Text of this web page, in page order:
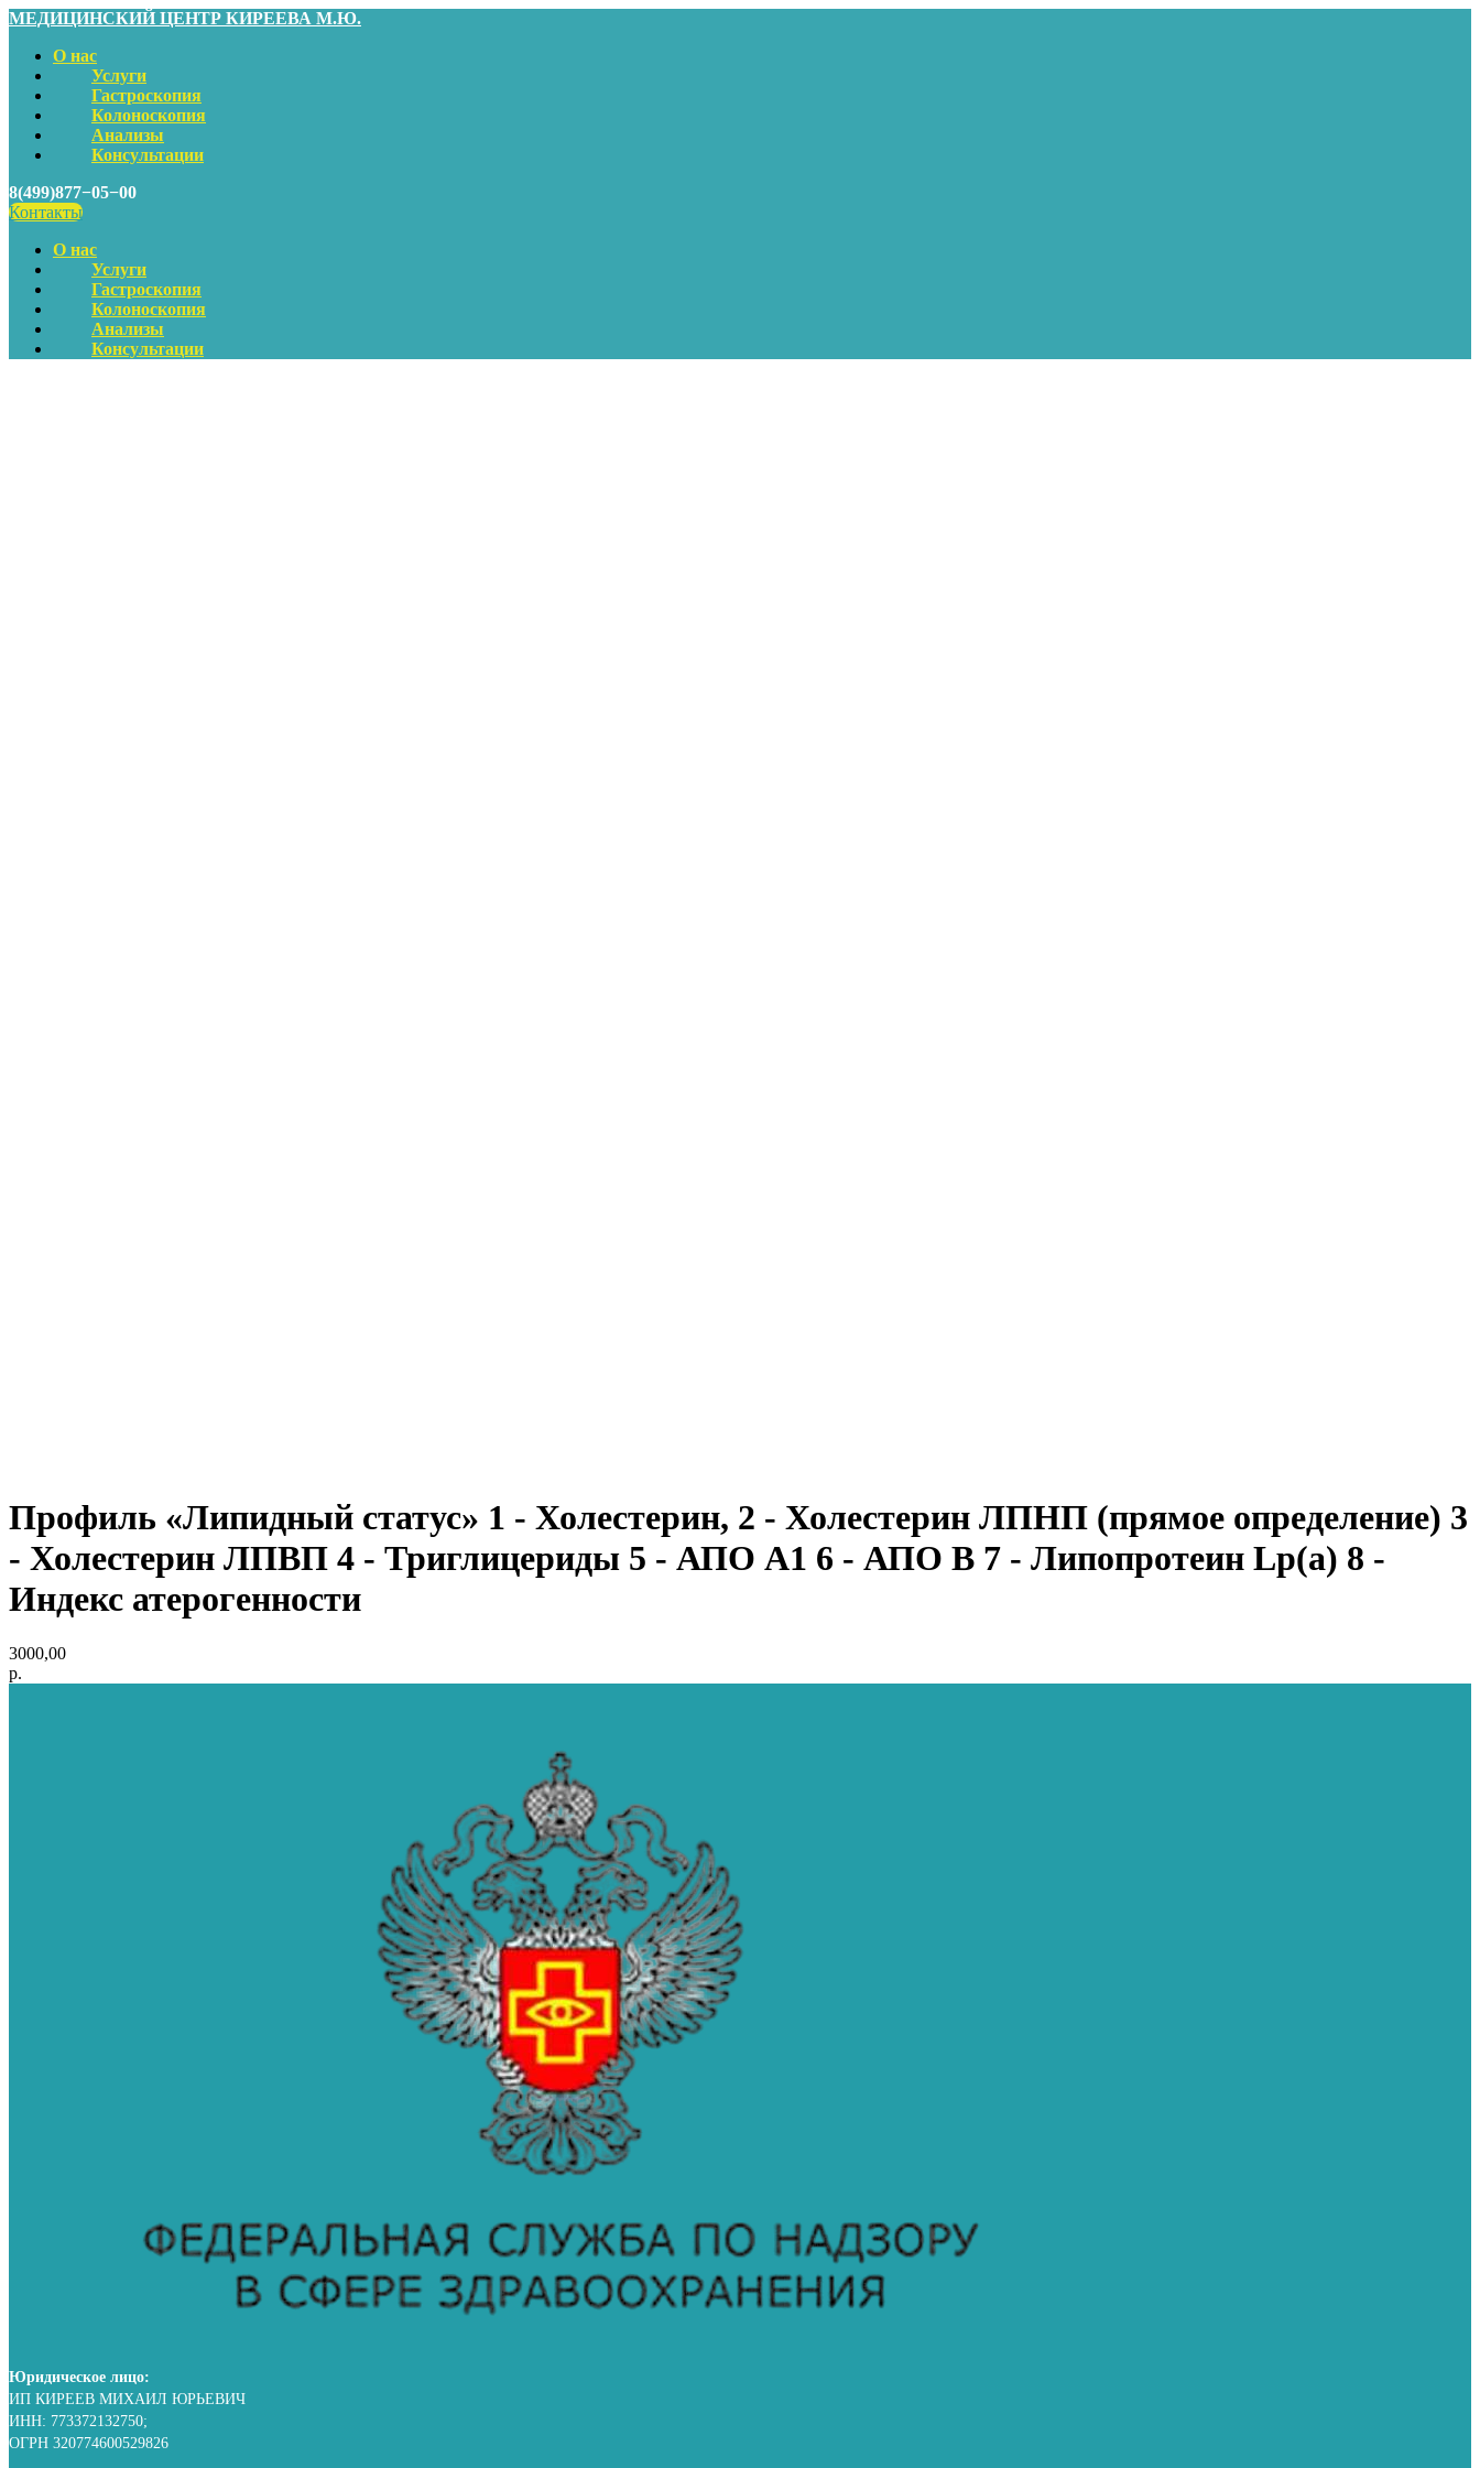
МЕДИЦИНСКИЙ ЦЕНТР КИРЕЕВА М.Ю.
О нас
Услуги
Гастроскопия
Колоноскопия
Анализы
Консультации
8(499)877−05−00
Контакты
О нас
Услуги
Гастроскопия
Колоноскопия
Анализы
Консультации
Профиль «Липидный статус» 1 - Холестерин, 2 - Холестерин ЛПНП (прямое определение) 3
- Холестерин ЛПВП 4 - Триглицериды 5 - АПО А1 6 - АПО В 7 - Липопротеин Lp(a) 8 -
Индекс атерогенности
3000,00
р.
Юридическое лицо:
ИП КИРЕЕВ МИХАИЛ ЮРЬЕВИЧ
ИНН: 773372132750;
ОГРН 320774600529826